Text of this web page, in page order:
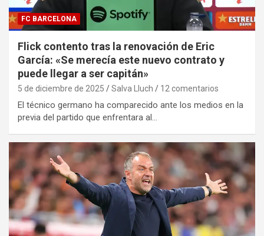
FC BARCELONA
Flick contento tras la renovación de Eric
García: «Se merecía este nuevo contrato y
puede llegar a ser capitán»
5 de diciembre de 2025 Salva Lluch 12 comentarios
El técnico germano ha comparecido ante los medios en la
previa del partido que enfrentara al…